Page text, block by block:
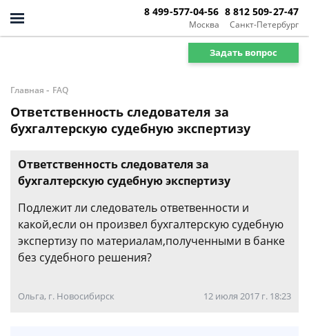
Москва
8 499-577-04-56
Санкт-Петербург
8 812 509-27-47
Задать вопрос
Главная - FAQ
Ответственность следователя за
бухгалтерскую судебную экспертизу
Ответственность следователя за
бухгалтерскую судебную экспертизу
Подлежит ли следователь ответвенности и
какой,если он произвел бухгалтерскую судебную
экспертизу по материалам,полученными в банке
без судебного решения?
Ольга, г. Новосибирск 12 июля 2017 г. 18:23